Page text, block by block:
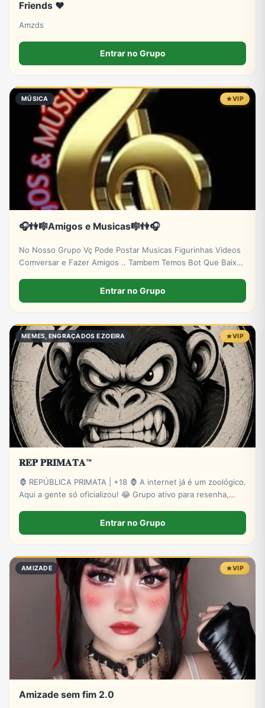
Friends ❤️
Amzds
Entrar no Grupo
MÚSICA VIP
🎧👫🎼Amigos e Musicas🎼👫🎧
No Nosso Grupo Vç Pode Postar Musicas Figurinhas Videos
Comversar e Fazer Amigos .. Tambem Temos Bot Que Baixa
Entrar no Grupo
MEMES, ENGRAÇADOS E ZOEIRA VIP
𝐑𝐄𝐏 𝐏𝐑𝐈𝐌𝐀𝐓𝐀™
🦍 REPÚBLICA PRIMATA | +18 🦍 A internet já é um zoológico.
Aqui a gente só oficializou! 😂 Grupo ativo para resenha,
presente e muita interação. Entre para o bando! 🍌🔥 🔞
Exclusivo para maiores.
Entrar no Grupo
AMIZADE VIP
Amizade sem fim 2.0